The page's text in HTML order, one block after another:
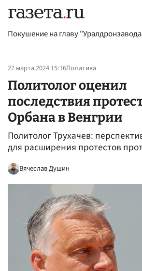
Покушение на главу
27 марта 2024 15:16Политика
Политолог оценил
последствия
Орбана в Венгрии
Политолог Трухачев:
для расширения протестов
Вячеслав Душин